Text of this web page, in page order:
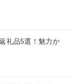
礼品5選！魅力か